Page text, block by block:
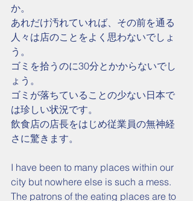
か。
あれだけ汚れていれば、その前を通る
人々は店のことをよく思わないでしょ
う。
ゴミを拾うのに30分とかからないでし
ょう。
ゴミが落ちていることの少ない日本で
は珍しい状況です。
飲食店の店長をはじめ従業員の無神経
さに驚きます。
I have been to many places within our
city but nowhere else is such a mess.
The patrons of the eating places are to